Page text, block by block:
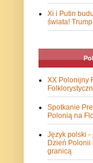
Xi i Putin
świata!
XX Polonijny
Spotkanie
Polonią na
Język polski -
Dzień Polonii
granicą